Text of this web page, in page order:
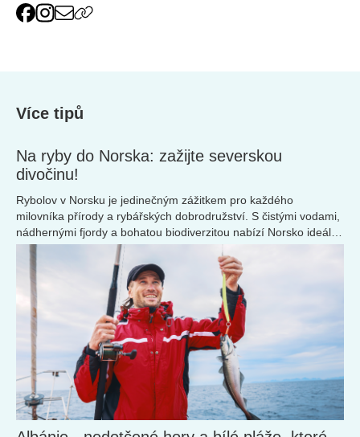
Více tipů
Na ryby do Norska: zažijte severskou
divočinu!
Rybolov v Norsku je jedinečným zážitkem pro každého
milovníka přírody a rybářských dobrodružství. S čistými vodami,
nádhernými fjordy a bohatou biodiverzitou nabízí Norsko ideální
podmínky pro lov lososů, tresek, okounů a dalších ryb.